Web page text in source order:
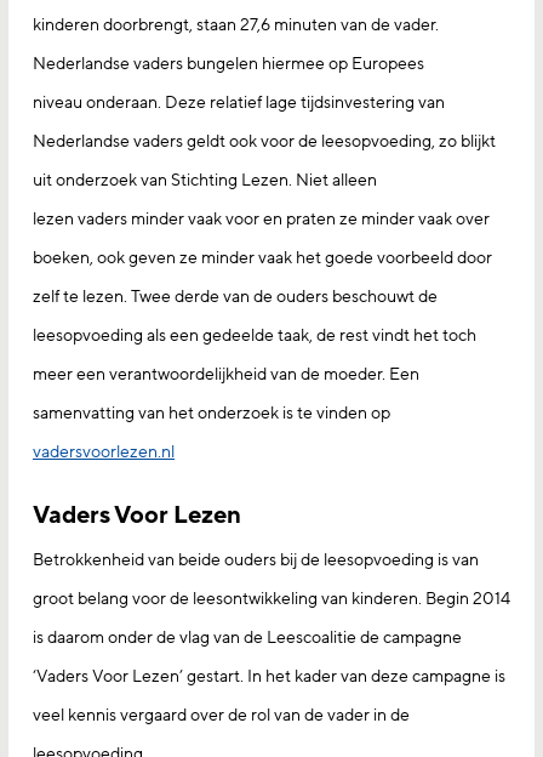
kinderen doorbrengt, staan 27,6 minuten van de vader.
Nederlandse vaders bungelen hiermee op Europees
niveau onderaan. Deze relatief lage tijdsinvestering van
Nederlandse vaders geldt ook voor de leesopvoeding, zo blijkt
uit onderzoek van Stichting Lezen. Niet alleen
lezen vaders minder vaak voor en praten ze minder vaak over
boeken, ook geven ze minder vaak het goede voorbeeld door
zelf te lezen. Twee derde van de ouders beschouwt de
leesopvoeding als een gedeelde taak, de rest vindt het toch
meer een verantwoordelijkheid van de moeder. Een
samenvatting van het onderzoek is te vinden op
vadersvoorlezen.nl
Vaders Voor Lezen
Betrokkenheid van beide ouders bij de leesopvoeding is van
groot belang voor de leesontwikkeling van kinderen. Begin 2014
is daarom onder de vlag van de Leescoalitie de campagne
‘Vaders Voor Lezen’ gestart. In het kader van deze campagne is
veel kennis vergaard over de rol van de vader in de